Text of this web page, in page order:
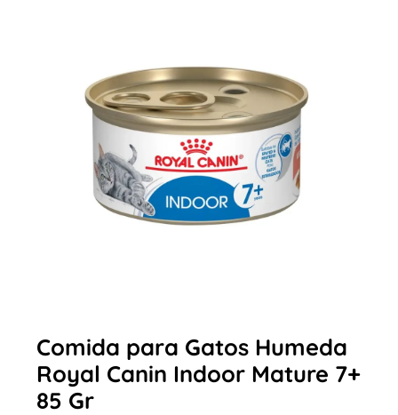
Comida para Gatos Humeda
Royal Canin Indoor Mature 7+
85 Gr